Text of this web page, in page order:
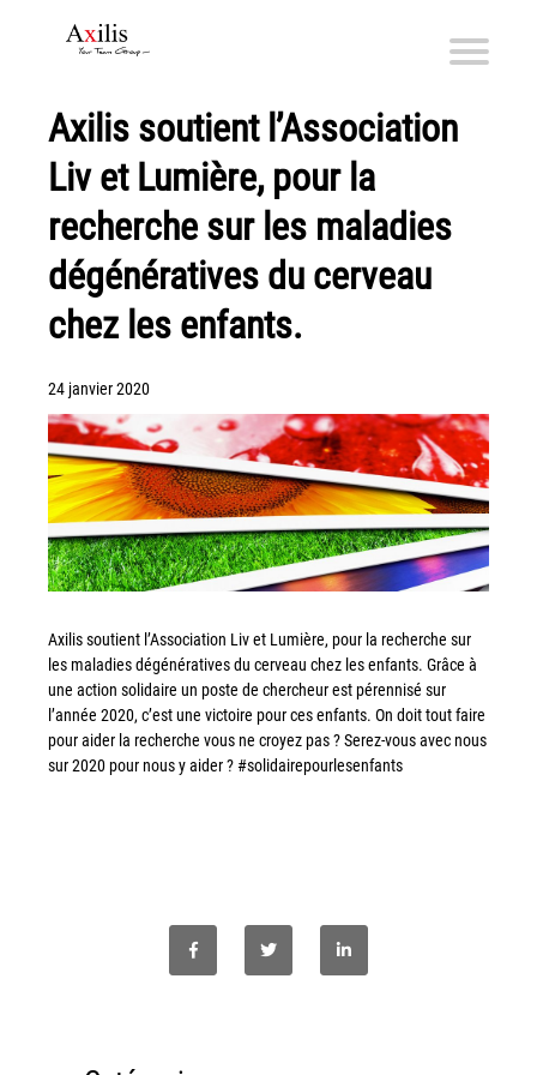
Axilis et ses engagements
Qui sommes-nous
Axilis s’engage
Solutions dématérialisation
Dématérialisation du courrier sortant
Numérisation des Notes de Frais
Sécurité et sauvegarde des données
Numérisation intelligente
Partage de fichiers et collaboration en mode sécurisé
Xerox® DocuShare®
Workplace Solutions
Simplifiez la gestion RH de votre entreprise avec un logiciel
tout-en-un
Gammes d’équipements et services d’impression
Matériel
Traceurs grands formats
Imprimante Xerox® PrimeLink® PrimeLink C9200
Axilis soutient l’Association
Liv et Lumière, pour la
recherche sur les maladies
dégénératives du cerveau
chez les enfants.
24 janvier 2020
Axilis soutient l’Association Liv et Lumière, pour la recherche sur
les maladies dégénératives du cerveau chez les enfants. Grâce à
une action solidaire un poste de chercheur est pérennisé sur
l’année 2020, c’est une victoire pour ces enfants. On doit tout faire
pour aider la recherche vous ne croyez pas ? Serez-vous avec nous
sur 2020 pour nous y aider ? #solidairepourlesenfants